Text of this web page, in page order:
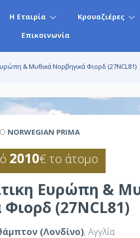
Η Εταιρία Κρουαζιέρες
Επικοινωνία
& Μυθικά Νορβηγικά Φιορδ (27NCL81)
NORWEGIAN PRIMA
2010€ το άτομο
Ευρώπη &
(27NCL81)
(Λονδίνο), Αγγλία